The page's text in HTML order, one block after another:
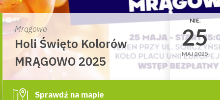
Mrągowo
Holi Święto Kolorów
MRĄGOWO 2025
NIE.
25
MAJ 2025
Sprawdź na mapie